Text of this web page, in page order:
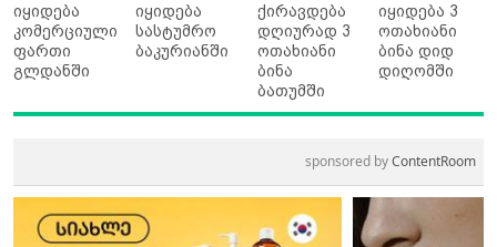
იყიდება
კომერციული
ფართი
გლდანში
იყიდება
სასტუმრო
ბაკურიანში
ქირავდება
დღიურად 3
ოთახიანი
ბინა
ბათუმში
იყიდება 3
ოთახიანი
ბინა დიდ
დიღომში
sponsored byContentRoom